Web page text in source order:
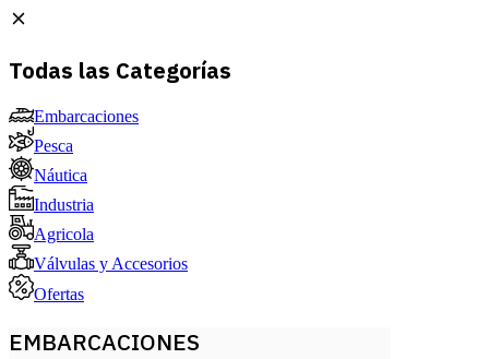
Todas las Categorías
Embarcaciones
Pesca
Náutica
Industria
Agricola
Válvulas y Accesorios
Ofertas
EMBARCACIONES